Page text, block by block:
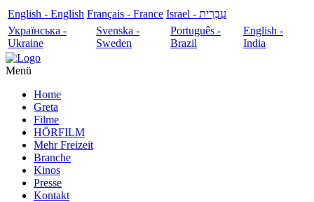
English - English Français - France
עִבְרִית - Israel
Українська -
Ukraine
Svenska -
Sweden
Português -
Brazil
English -
India
Menü
Home
Greta
Filme
HÖRFILM
Mehr Freizeit
Branche
Kinos
Presse
Kontakt